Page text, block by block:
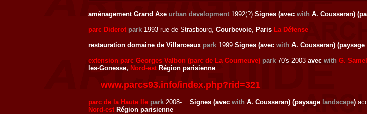
aménagement Grand Axe urban development 1992(?) Signes (avec with A. Cousseran)
parc Diderot park 1993 rue de Strasbourg, Courbevoie, Paris La Défense
restauration domaine de Villarceaux park 1999 Signes (avec with A. Cousseran) (paysage
extension parc Georges Valbon (parc de La Courneuve) park 70's-2003 avec with G. Samel
les-Gonesse, Nord-est Région parisienne
www.parcs93.info/index.php?rid=321
parc de la Haute Ile park 2008-... Signes (avec with A. Cousseran) (paysage landscape)
Nord-est Région parisienne